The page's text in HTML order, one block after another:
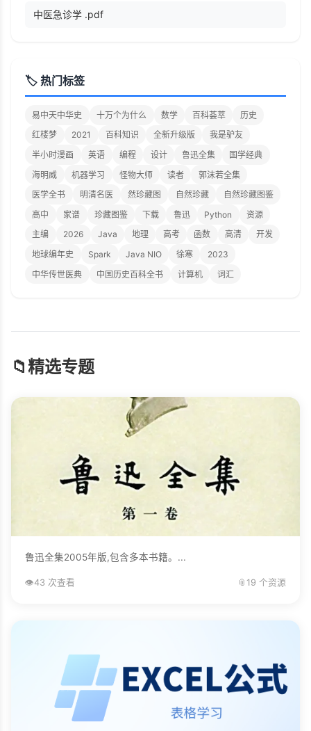
中医急诊学 .pdf
🏷️ 热门标签
易中天中华史 十万个为什么 数学 百科荟萃
历史
红楼梦
2021 百科知识 全新升级版
我是驴友
半小时漫画
英语 编程 设计 鲁迅全集
国学经典
海明威
机器学习 怪物大师 读者
郭沫若全集
医学全书
明清名医 然珍藏图 自然珍藏
自然珍藏图鉴
高中
家谱 珍藏图鉴 下载 鲁迅 Python
资源
主编
2026 Java 地理 高考 函数 高清
开发
地球编年史
Spark Java NIO 徐寒
2023
中华传世医典
中国历史百科全书 计算机 词汇
📁精选专题
鲁迅全集2005年版,包含多本书籍。...
👁️43 次查看 📎 19 个资源